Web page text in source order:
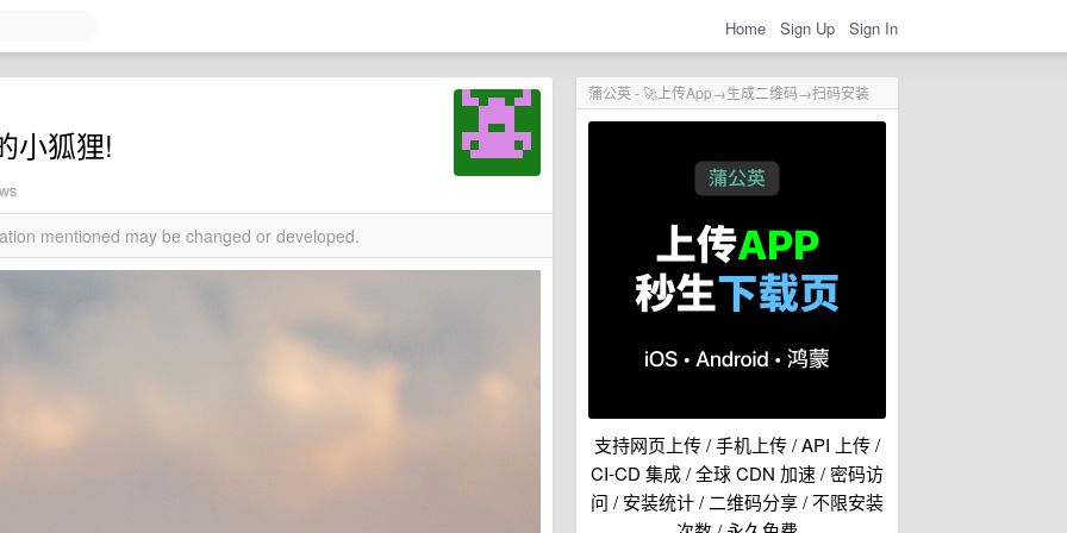
Home Sign Up Sign In
蒲公英 - 🚀上传App→生成二维码→扫码安装
支持网页上传 / 手机上传 / API 上传 /
CI-CD 集成 / 全球 CDN 加速 / 密码访
问 / 安装统计 / 二维码分享 / 不限安装
小狐狸!
mentioned may be changed or developed.